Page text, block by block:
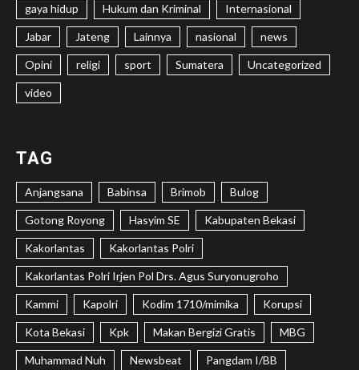
gaya hidup Hukum dan Kriminal Internasional
Jabar Jateng Lainnya nasional news
Opini religi sport Sumatera Uncategorized
video
TAG
Anjangsana Babinsa Brimob Bulog
Gotong Royong Hasyim SE Kabupaten Bekasi
Kakorlantas Kakorlantas Polri
Kakorlantas Polri Irjen Pol Drs. Agus Suryonugroho
Kammi Kapolri Kodim 1710/mimika Korupsi
Kota Bekasi Kpk Makan Bergizi Gratis MBG
Muhammad Nuh Newsbeat Pangdam I/BB